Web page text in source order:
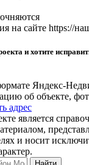
на сайте https://
и хотите
Яндекс-
об объекте,
адрес
является
и носит